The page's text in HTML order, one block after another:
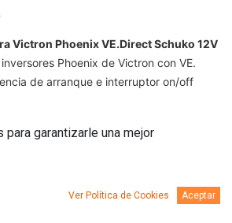
Victron Phoenix VE.Direct Schuko 12V
Phoenix de Victron con VE.
de arranque e interruptor on/off
garantizarle una mejor
Ver Política de Cookies Aceptar